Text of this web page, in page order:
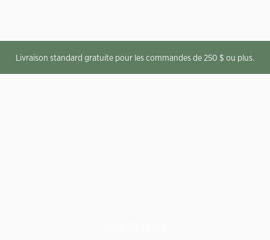
Livraison standard gratuite pour les commandes de 250 $ ou plus.